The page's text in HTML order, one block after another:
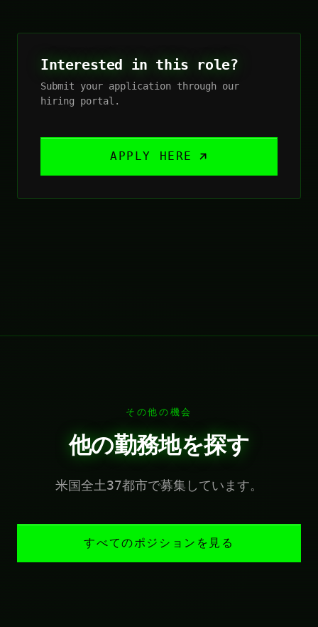
Interested in this role?
Submit your application through our
hiring portal.
APPLY HERE
その他の機会
他の勤務地を探す
米国全土37都市で募集しています。
すべてのポジションを見る